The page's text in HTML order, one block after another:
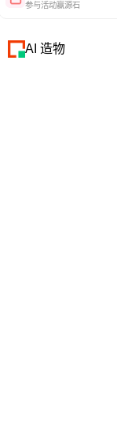
参与活动赢源石
AI 造物